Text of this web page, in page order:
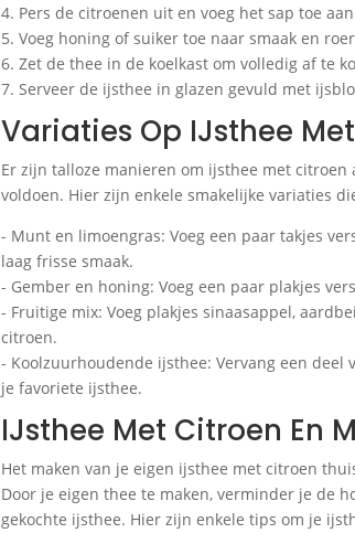
4. Pers de citroenen uit en voeg het sap toe
5. Voeg honing of suiker toe naar smaak en
6. Zet de thee in de koelkast om volledig af te
7. Serveer de ijsthee in glazen gevuld met
Variaties Op IJsthee
Er zijn talloze manieren om ijsthee met
voldoen. Hier zijn enkele smakelijke variaties
- Munt en limoengras: Voeg een paar takjes
laag frisse smaak.
- Gember en honing: Voeg een paar plakjes
- Fruitige mix: Voeg plakjes sinaasappel,
citroen.
- Koolzuurhoudende ijsthee: Vervang een
je favoriete ijsthee.
IJsthee Met Citroen En
Het maken van je eigen ijsthee met citroen
Door je eigen thee te maken, verminder je de
gekochte ijsthee. Hier zijn enkele tips om je